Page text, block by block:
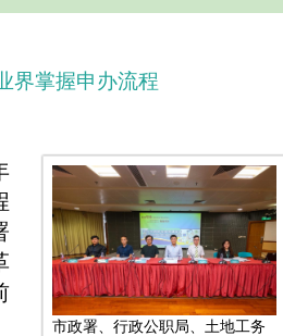
界掌握申办流程
市政署、行政公职局、土地工务